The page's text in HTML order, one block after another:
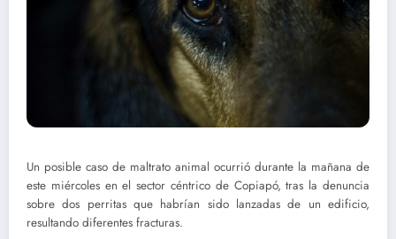
Un posible caso de maltrato animal ocurrió durante la mañana de
este miércoles en el sector céntrico de Copiapó, tras la denuncia
sobre dos perritas que habrían sido lanzadas de un edificio,
resultando diferentes fracturas.